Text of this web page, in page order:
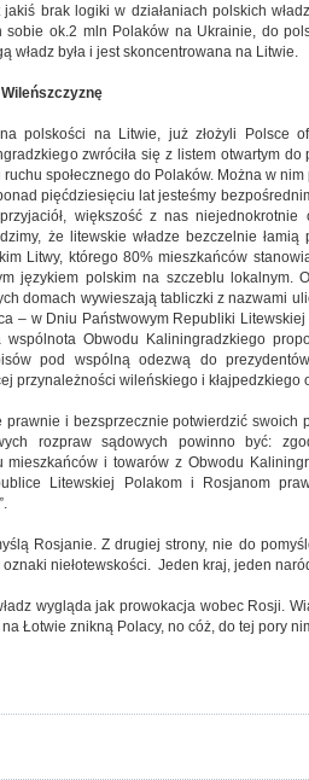
brak logiki w działaniach polskich
ok.2 mln Polaków na Ukrainie, do
władz była i jest skoncentrowana na Litwie.
polskości na Litwie, już złożyli Polsce
zwróciła się z listem otwartym
społecznego do Polaków. Można w nim
pięćdziesięciu lat jesteśmy
większość z nas niejednokrotnie
że litewskie władze bezczelnie
Litwy, którego 80% mieszkańców
językiem polskim na szczeblu
domach wywieszają tabliczki z nazwami
– w Dniu Państwowym Republiki
Obwodu Kaliningradzkiego
pod wspólną odezwą do
przynależności wileńskiego i kłajpedzkiego
i bezsprzecznie potwierdzić swoich
rozpraw sądowych powinno być:
mieszkańców i towarów z Obwodu
Litewskiej Polakom i Rosjanom
Rosjanie. Z drugiej strony, nie do
niełotewskości. Jeden kraj, jeden
wygląda jak prowokacja wobec Rosji.
Łotwie znikną Polacy, no cóż, do tej pory